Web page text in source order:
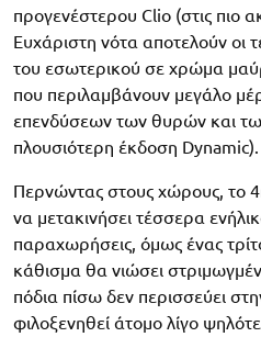
προγενέστερου Clio (στις πιο
Ευχάριστη νότα αποτελούν οι
του εσωτερικού σε χρώμα
που περιλαμβάνουν μεγάλο
επενδύσεων των θυρών και
πλουσιότερη έκδοση Dynamic).
Περνώντας στους χώρους, το
να μετακινήσει τέσσερα
παραχωρήσεις, όμως ένας
κάθισμα θα νιώσει
πόδια πίσω δεν περισσεύει
φιλοξενηθεί άτομο λίγο